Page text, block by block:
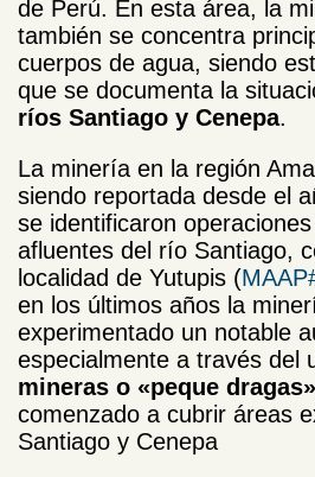
de Perú. En esta área, la
también se concentra
cuerpos de agua, siendo
que se documenta la
ríos Santiago y Cenepa.
La minería en la región
siendo reportada desde el
se identificaron
afluentes del río Santiago,
localidad de Yutupis (
en los últimos años la
experimentado un notable
especialmente a través del
mineras o «peque dragas»
comenzado a cubrir áreas
Santiago y Cenepa